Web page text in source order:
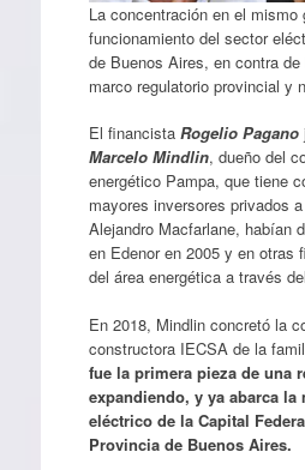
La concentración en el mismo
funcionamiento del sector
de Buenos Aires, en contra
marco regulatorio provincial y
El financista Rogelio Pagano
Marcelo Mindlin, dueño del
energético Pampa, que tiene
mayores inversores privados
Alejandro Macfarlane, habían
en Edenor en 2005 y en otras
del área energética a través
En 2018, Mindlin concretó la
constructora IECSA de la
fue la primera pieza de una
expandiendo, y ya abarca
eléctrico de la Capital
Provincia de Buenos Aires.